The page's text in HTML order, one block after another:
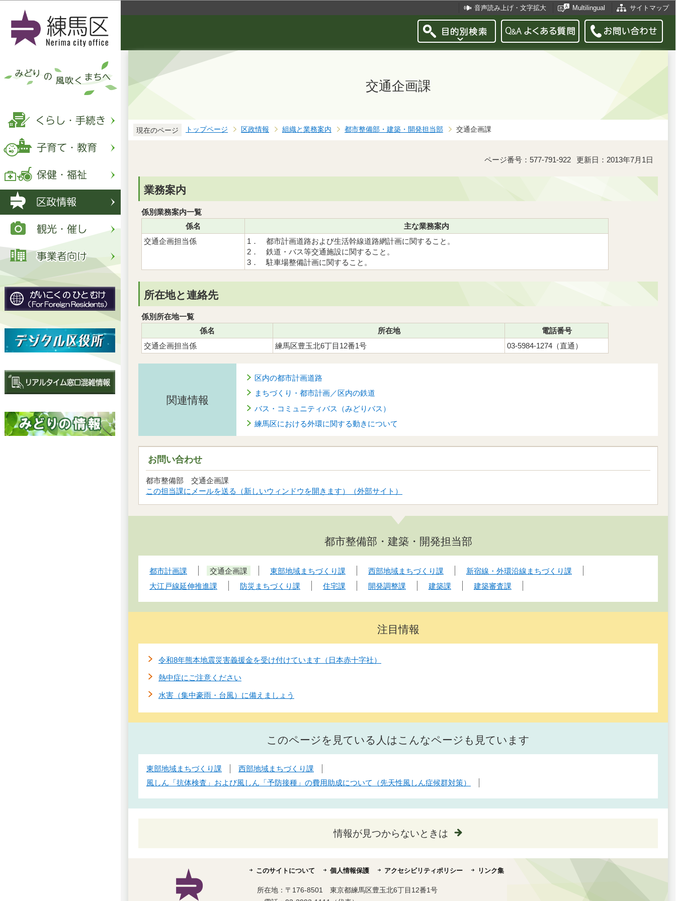
音声読み上げ・文字拡大 Multilingual サイトマップ
交通企画課
現在のページ トップページ 区政情報 組織と業務案内 都市整備部・建築・開発担当部 交通企画課
ページ番号：577-791-922 更新日：2013年7月1日
業務案内
係別業務案内一覧
係名
主な業務案内
交通企画担当係
1． 都市計画道路および生活幹線道路網計画に関すること。
2． 鉄道・バス等交通施設に関すること。
3． 駐車場整備計画に関すること。
所在地と連絡先
係別所在地一覧
係名
所在地
電話番号
交通企画担当係
練馬区豊玉北6丁目12番1号 03-5984-1274（直通）
関連情報
区内の都市計画道路
まちづくり・都市計画／区内の鉄道
バス・コミュニティバス（みどりバス）
練馬区における外環に関する動きについて
お問い合わせ
都市整備部 交通企画課
この担当課にメールを送る（新しいウィンドウを開きます）（外部サイト）
都市整備部・建築・開発担当部
都市計画課 交通企画課 東部地域まちづくり課 西部地域まちづくり課
新宿線・外環沿線まちづくり課
大江戸線延伸推進課
防災まちづくり課 住宅課 開発調整課 建築課 建築審査課
注目情報
令和8年熊本地震災害義援金を受け付けています（日本赤十字社）
熱中症にご注意ください
水害（集中豪雨・台風）に備えましょう
このページを見ている人はこんなページも見ています
東部地域まちづくり課
西部地域まちづくり課
風しん「抗体検査」および風しん「予防接種」の費用助成について（先天性風しん症候群対策）
情報が見つからないときは
このサイトについて 個人情報保護 アクセシビリティポリシー リンク集
所在地： 〒176-8501 東京都練馬区豊玉北6丁目12番1号